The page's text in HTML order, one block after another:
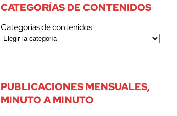
CATEGORÍAS DE CONTENIDOS
Categorías de contenidos
PUBLICACIONES MENSUALES,
MINUTO A MINUTO